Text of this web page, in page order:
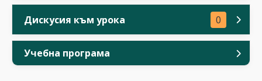
Дискусия към урока 0
Учебна програма